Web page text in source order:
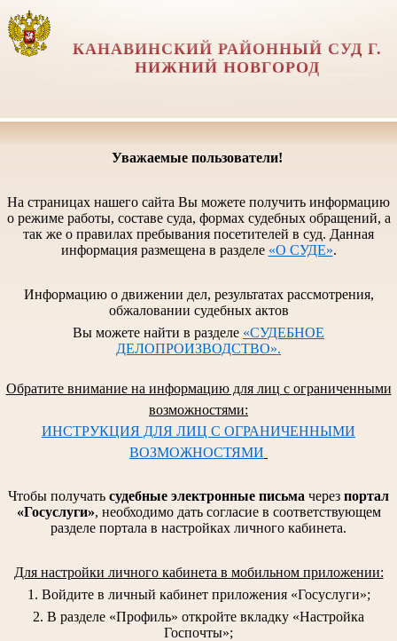
КАНАВИНСКИЙ РАЙОННЫЙ СУД Г.
НИЖНИЙ НОВГОРОД
Уважаемые пользователи!
На страницах нашего сайта Вы можете получить информацию
о режиме работы, составе суда, формах судебных обращений, а
так же о правилах пребывания посетителей в суд. Данная
информация размещена в разделе «О СУДЕ».
Информацию о движении дел, результатах рассмотрения,
обжаловании судебных актов
Вы можете найти в разделе «СУДЕБНОЕ
ДЕЛОПРОИЗВОДСТВО».
Обратите внимание на информацию для лиц с ограниченными
возможностями:
ИНСТРУКЦИЯ ДЛЯ ЛИЦ С ОГРАНИЧЕННЫМИ
ВОЗМОЖНОСТЯМИ
Чтобы получать судебные электронные письма через портал
«Госуслуги», необходимо дать согласие в соответствующем
разделе портала в настройках личного кабинета.
Для настройки личного кабинета в мобильном приложении:
1. Войдите в личный кабинет приложения «Госуслуги»;
2. В разделе «Профиль» откройте вкладку «Настройка
Госпочты»;